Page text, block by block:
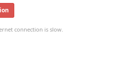
connection is slow.